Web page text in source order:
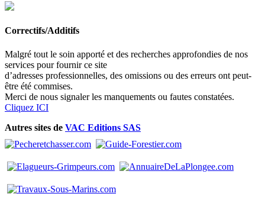
Correctifs/Additifs
Malgré tout le soin apporté et des recherches approfondies de nos
services pour fournir ce site
d’adresses professionnelles, des omissions ou des erreurs ont peut-
être été commises.
Merci de nous signaler les manquements ou fautes constatées.
Cliquez ICI
Autres sites de VAC Editions SAS